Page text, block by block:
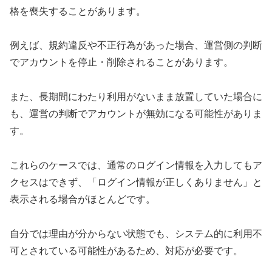
格を喪失することがあります。
例えば、規約違反や不正行為があった場合、運営側の判断
でアカウントを停止・削除されることがあります。
また、長期間にわたり利用がないまま放置していた場合に
も、運営の判断でアカウントが無効になる可能性がありま
す。
これらのケースでは、通常のログイン情報を入力してもア
クセスはできず、「ログイン情報が正しくありません」と
表示される場合がほとんどです。
自分では理由が分からない状態でも、システム的に利用不
可とされている可能性があるため、対応が必要です。